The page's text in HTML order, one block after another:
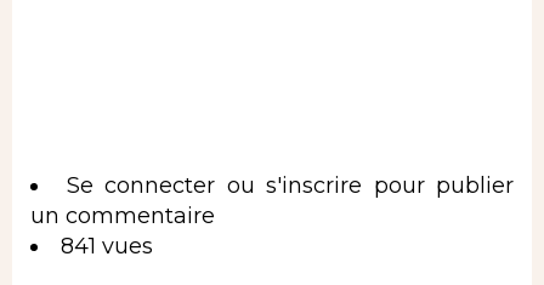
Se connecter ou s'inscrire pour publier
un commentaire
841 vues